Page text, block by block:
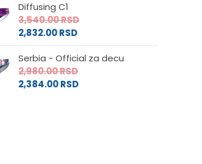
Diffusing C1
3,540.00RSD
2,832.00RSD
Serbia - Official za decu
2,980.00RSD
2,384.00RSD